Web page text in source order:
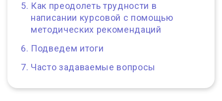
Как преодолеть трудности в
написании курсовой с помощью
методических рекомендаций
Подведем итоги
Часто задаваемые вопросы